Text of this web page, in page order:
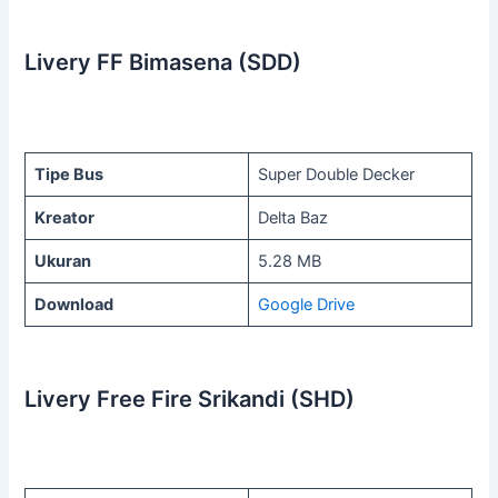
Livery FF Bimasena (SDD)
Tipe Bus Super Double Decker
Kreator Delta Baz
Ukuran 5.28 MB
Download Google Drive
Livery Free Fire Srikandi (SHD)